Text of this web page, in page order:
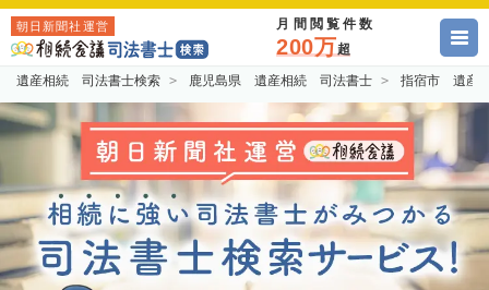
朝日新聞社運営 月間閲覧件数
200万超
遺産相続 司法書士検索 鹿児島県 遺産相続 司法書士 指宿市 遺産